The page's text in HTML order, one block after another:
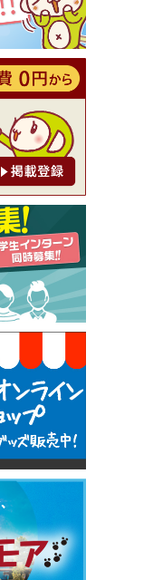
円→3,000円（料
イタリアン Pia Cu
20％OFF ※18時以
ピアクオーレ））
鼻毛脱毛 半額 2,2
クス脱毛サロン Mi
ール 3,850円→ 2,7
ル））
場たっちゃん 西